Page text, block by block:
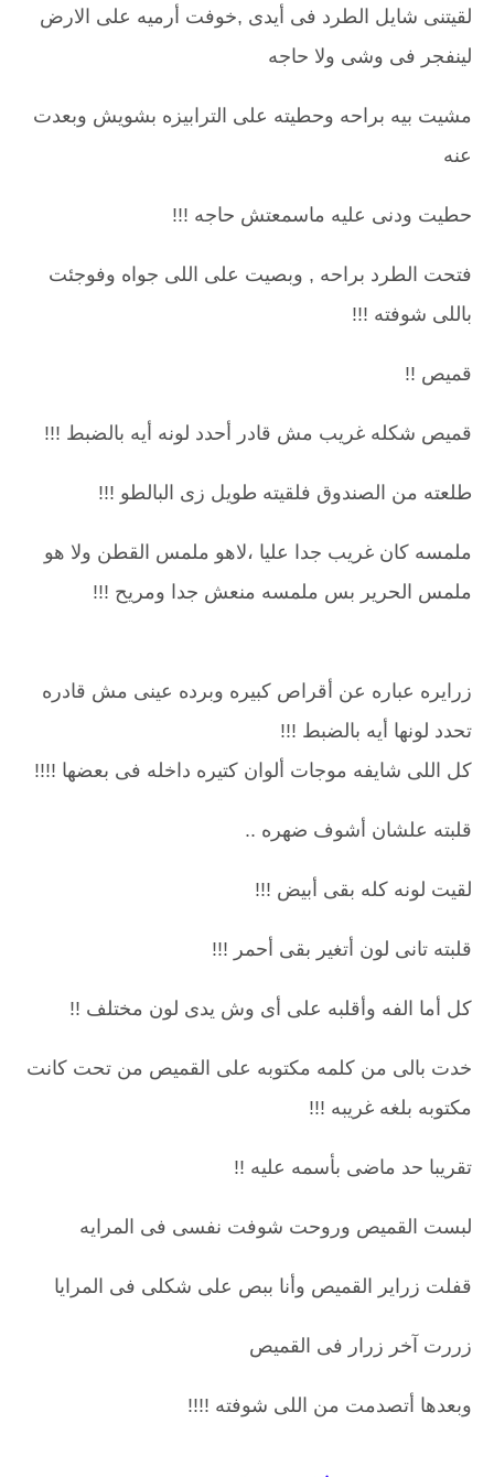
لقيتنى شايل الطرد فى أيدى ,خوفت أرميه على الارض
لينفجر فى وشى ولا حاجه
مشيت بيه براحه وحطيته على الترابيزه بشويش وبعدت
عنه
حطيت ودنى عليه ماسمعتش حاجه !!!
فتحت الطرد براحه , وبصيت على اللى جواه وفوجئت
باللى شوفته !!!
قميص !!
قميص شكله غريب مش قادر أحدد لونه أيه بالضبط !!!
طلعته من الصندوق فلقيته طويل زى البالطو !!!
ملمسه كان غريب جدا عليا ،لاهو ملمس القطن ولا هو
ملمس الحرير بس ملمسه منعش جدا ومريح !!!
زرايره عباره عن أقراص كبيره وبرده عينى مش قادره
تحدد لونها أيه بالضبط !!!
كل اللى شايفه موجات ألوان كتيره داخله فى بعضها !!!!
قلبته علشان أشوف ضهره ..
لقيت لونه كله بقى أبيض !!!
قلبته تانى لون أتغير بقى أحمر !!!
كل أما الفه وأقلبه على أى وش يدى لون مختلف !!
خدت بالى من كلمه مكتوبه على القميص من تحت كانت
مكتوبه بلغه غريبه !!!
تقريبا حد ماضى بأسمه عليه !!
لبست القميص وروحت شوفت نفسى فى المرايه
قفلت زراير القميص وأنا ببص على شكلى فى المرايا
زررت آخر زرار فى القميص
وبعدها أتصدمت من اللى شوفته !!!!